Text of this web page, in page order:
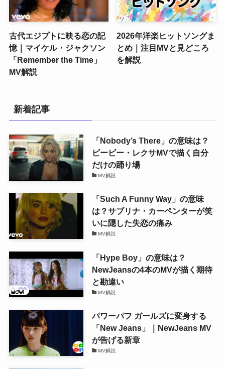
古代エジプトに映る恋の記
憶｜マイケル・ジャクソン
「Remember the Time」
MV解説
2026年洋楽ヒットソングま
とめ｜注目MVと見どころ
を解説
新着記事
「Nobody’s There」の意味は？
ビービー・レクサMVで描く自分
だけの踊り場
MV解説
「Such A Funny Way」の意味
は？サブリナ・カーペンターが笑
いに隠した失恋の痛み
MV解説
「Hype Boy」の意味は？
NewJeansの4本のMVが描く期待
と勘違い
MV解説
パワーパフ ガールズに変身する
「New Jeans」｜NewJeans MV
が告げる新章
MV解説